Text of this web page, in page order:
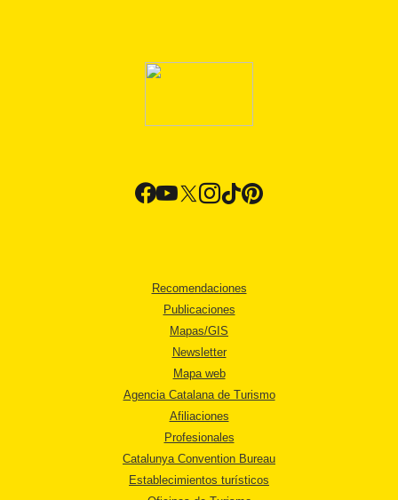
Recomendaciones
Publicaciones
Mapas/GIS
Newsletter
Mapa web
Agencia Catalana de Turismo
Afiliaciones
Profesionales
Catalunya Convention Bureau
Establecimientos turísticos